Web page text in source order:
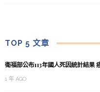
TOP 5 文章
衛福部公布113年國人死因統計結果
1 年 AGO